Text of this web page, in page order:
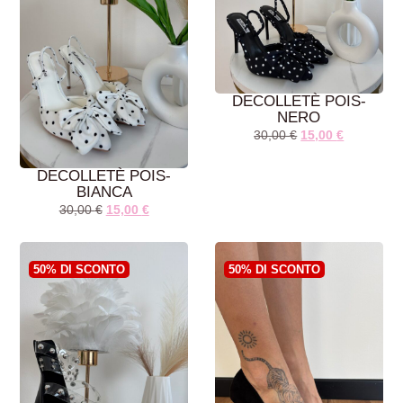
DECOLLETÈ POIS-
BIANCA
30,00€ 15,00 €
CARRELLO
DECOLLETÈ POIS-
NERO
30,00€ 15,00€
AGGIUNGI AL
CARRELLO
50% DI SCONTO 50% DI SCONTO